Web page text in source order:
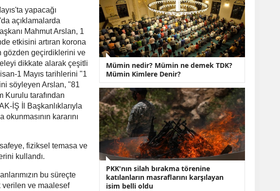
yapacağı
açıklamalarda
Mahmut Arslan, 1
etkisini artıran korona
gözden geçirdiklerini ve
dikkate alarak çeşitli
1 Mayıs tarihlerini "1
söyleyen Arslan, "81
Kurulu tarafından
İŞ İl Başkanlıklarıyla
kararını
fiziksel temasa ve
kullandı.
bu süreçte
verilen ve maalesef
ABD-İran Anlaşması
Sonrası Altın Rekora
Koştu, Petrol
Fiyatları Sert Düştü
Temmuz 2026 Maaş
Zammı Netleşiyor!
Memur, Emekli ve
Sosyal Yardımlarda
Yeni Oranlar
KOSGEB’den
KOBİ’lere Dev
Finansman Hamlesi:
36 Ay Vadeli 30
Milyon TL Destek
Emekli Maaşlarında
Temmuz Hesabı:
Zam Oranı ve Taban
Aylık İçin Yeni
Mümin nedir? Mümin ne demek TDK?
Mümin Kimlere Denir?
PKK'nın silah bırakma törenine
katılanların masraflarını karşılayan
isim belli oldu